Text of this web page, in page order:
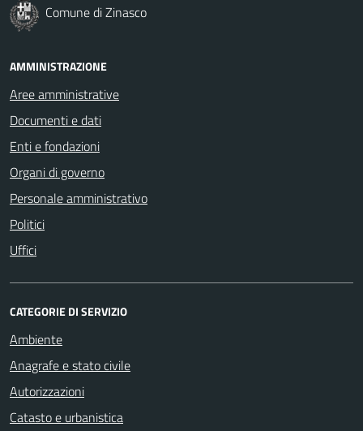
Comune di Zinasco
AMMINISTRAZIONE
Aree amministrative
Documenti e dati
Enti e fondazioni
Organi di governo
Personale amministrativo
Politici
Uffici
CATEGORIE DI SERVIZIO
Ambiente
Anagrafe e stato civile
Autorizzazioni
Catasto e urbanistica